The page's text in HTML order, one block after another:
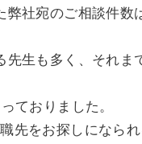
社宛のご相談件数
生も多く、それま
ておりました。
先をお探しになら